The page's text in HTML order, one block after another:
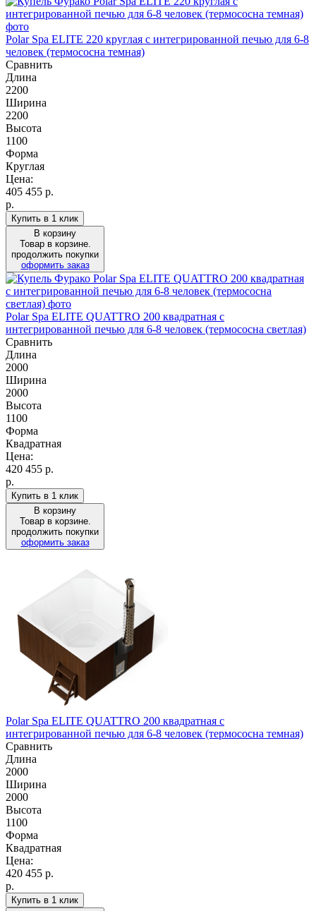
Polar Spa ELITE 220 круглая с интегрированной печью для 6-8
человек (термососна темная)
Сравнить
Длина
2200
Ширина
2200
Высота
1100
Форма
Круглая
Цена:
405 455 р.
р.
Купить в 1 клик
В корзину
Товар в корзине.
продолжить покупки
оформить заказ
Polar Spa ELITE QUATTRO 200 квадратная с
интегрированной печью для 6-8 человек (термососна светлая)
Сравнить
Длина
2000
Ширина
2000
Высота
1100
Форма
Квадратная
Цена:
420 455 р.
р.
Купить в 1 клик
В корзину
Товар в корзине.
продолжить покупки
оформить заказ
Polar Spa ELITE QUATTRO 200 квадратная с
интегрированной печью для 6-8 человек (термососна темная)
Сравнить
Длина
2000
Ширина
2000
Высота
1100
Форма
Квадратная
Цена:
420 455 р.
р.
Купить в 1 клик